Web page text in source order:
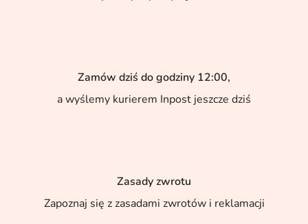
Zamów dziś do godziny 12:00,
a wyślemy kurierem Inpost jeszcze dziś
Zasady zwrotu
Zapoznaj się z zasadami zwrotów i reklamacji